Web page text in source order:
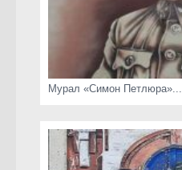
Мурал «Симон Петлюра»...